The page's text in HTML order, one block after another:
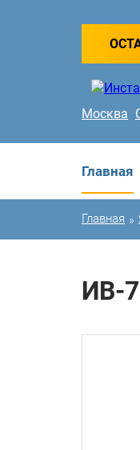
Москва
Главная
Главная »
ИВ-